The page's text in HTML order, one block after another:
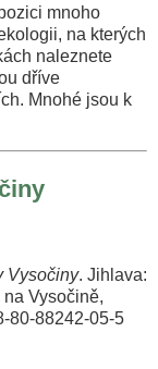
mnoho
na kterých
naleznete
dříve
Mnohé jsou k
Vysočiny. Jihlava:
Vysočině,
80-88242-05-5